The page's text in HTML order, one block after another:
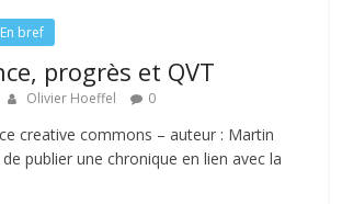
En bref
progrès et QVT
Olivier Hoeffel 0
creative commons – auteur : Martin
publier une chronique en lien avec la